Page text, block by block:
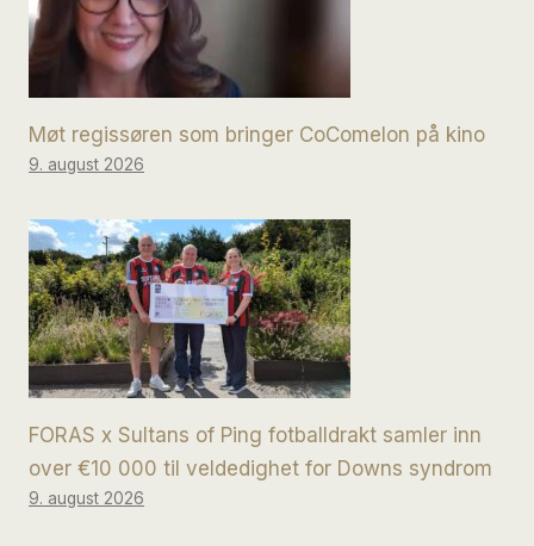
Møt regissøren som bringer CoComelon på kino
9. august 2026
FORAS x Sultans of Ping fotballdrakt samler inn
over €10 000 til veldedighet for Downs syndrom
9. august 2026